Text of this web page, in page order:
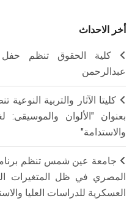
أخر الاحداث
كلية الحقوق تنظم حفل
عبدالرحمن
كليتا الآثار والتربية
بعنوان "الألوان
والاستدامة"
جامعة عين شمس تنظم
المصري في ظل المتغيرات
العسكرية للدراسات العليا